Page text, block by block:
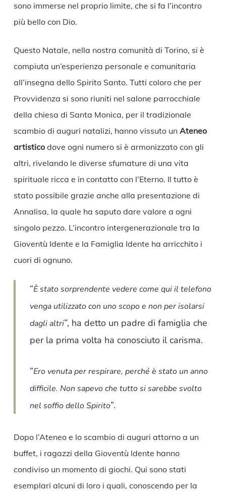
sono immerse nel proprio limite, che si fa l’incontro
più bello con Dio.
Questo Natale, nella nostra comunità di Torino, si è
compiuta un’esperienza personale e comunitaria
all’insegna dello Spirito Santo. Tutti coloro che per
Provvidenza si sono riuniti nel salone parrocchiale
della chiesa di Santa Monica, per il tradizionale
scambio di auguri natalizi, hanno vissuto un Ateneo
artisticodove ogni numero si è armonizzato con gli
altri, rivelando le diverse sfumature di una vita
spirituale ricca e in contatto con l’Eterno. Il tutto è
stato possibile grazie anche alla presentazione di
Annalisa, la quale ha saputo dare valore a ogni
singolo pezzo. L’incontro intergenerazionale tra la
Gioventù Idente e la Famiglia Idente ha arricchito i
cuori di ognuno.
“È stato sorprendente vedere come qui il telefono
venga utilizzato con uno scopo e non per isolarsi
dagli altri”, ha detto un padre di famiglia che
per la prima volta ha conosciuto il carisma.
“Ero venuta per respirare, perché è stato un anno
difficile. Non sapevo che tutto si sarebbe svolto
nel soffio dello Spirito”.
Dopo l’Ateneo e lo scambio di auguri attorno a un
buffet, i ragazzi della Gioventù Idente hanno
condiviso un momento di giochi. Qui sono stati
esemplari alcuni di loro i quali, conoscendo per la